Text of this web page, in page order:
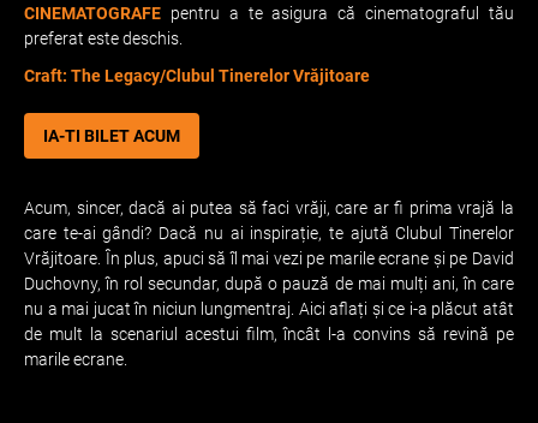
CINEMATOGRAFE pentru a te asigura că cinematograful tău
preferat este deschis.
Craft: The Legacy/Clubul Tinerelor Vrăjitoare
IA-TI BILET ACUM
Acum, sincer, dacă ai putea să faci vrăji, care ar fi prima vrajă la
care te-ai gândi? Dacă nu ai inspirație, te ajută Clubul Tinerelor
Vrăjitoare. În plus, apuci să îl mai vezi pe marile ecrane și pe David
Duchovny, în rol secundar, după o pauză de mai mulți ani, în care
nu a mai jucat în niciun lungmentraj. Aici aflați și ce i-a plăcut atât
de mult la scenariul acestui film, încât l-a convins să revină pe
marile ecrane.